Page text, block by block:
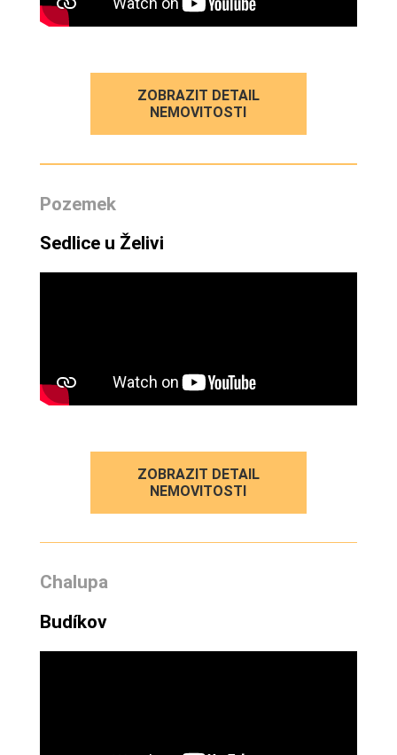
ZOBRAZIT DETAIL
NEMOVITOSTI
Pozemek
Sedlice u Želivi
ZOBRAZIT DETAIL
NEMOVITOSTI
Chalupa
Budíkov